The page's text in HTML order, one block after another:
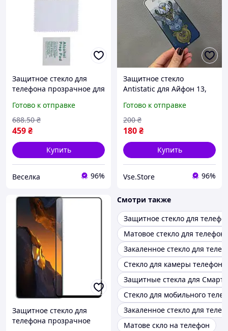
Защитное стекло для
телефона прозрачное для
царапин ударов и
повреждений FLAME
Готово к отправке
459₴
688.50 ₴
Купить
Веселка 96%
Защитное стекло
Antistatic для Айфон 13,
телефона iPhone 13
Готово к отправке
180₴
200 ₴
Купить
Vse.Store 96%
Защитное стекло для
телефона прозрачное
Смотри также
Защитное стекло для
Матовое стекло для
Закаленное стекло для
Стекло для камеры телефона
Защитные стекла для
Стекло для мобильного
Закаленное стекло для
Матове скло на телефон